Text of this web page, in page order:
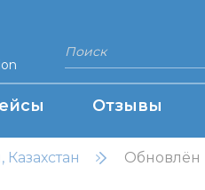
Отзывы
Казахстан Обновлён